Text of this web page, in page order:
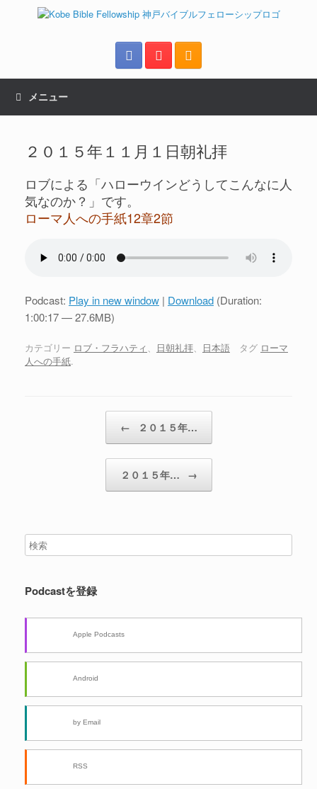
メニュー
２０１５年１１月１日朝礼拝
ロブによる「ハローウインどうしてこんなに人
気なのか？」です。
ローマ人への手紙12章2節
Podcast: Play in new window | Download (Duration:
1:00:17 — 27.6MB)
カテゴリー ロブ・フラハティ 日朝礼拝 日本語 タグ ローマ
人への手紙.
← ２０１５年…
２０１５年… →
Podcastを登録
Apple Podcasts
Android
by Email
RSS